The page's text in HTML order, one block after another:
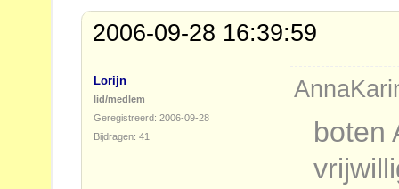
2006-09-28 16:39:59
Lorijn
lid/medlem
Geregistreerd: 2006-09-28
Bijdragen: 41
boten